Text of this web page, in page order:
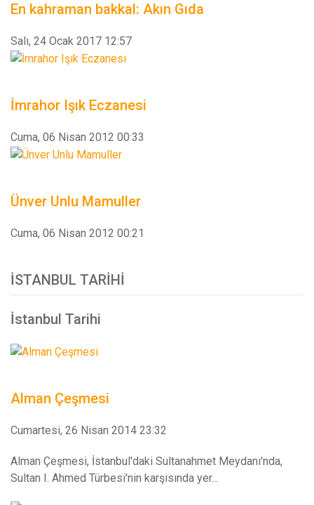
En kahraman bakkal: Akın Gıda
Salı, 24 Ocak 2017 12:57
İmrahor Işık Eczanesi
Cuma, 06 Nisan 2012 00:33
Ünver Unlu Mamuller
Cuma, 06 Nisan 2012 00:21
İSTANBUL TARIHI
İstanbul Tarihi
Alman Çeşmesi
Cumartesi, 26 Nisan 2014 23:32
Alman Çeşmesi, İstanbul'daki Sultanahmet Meydanı'nda,
Sultan I. Ahmed Türbesi'nin karşısında yer...